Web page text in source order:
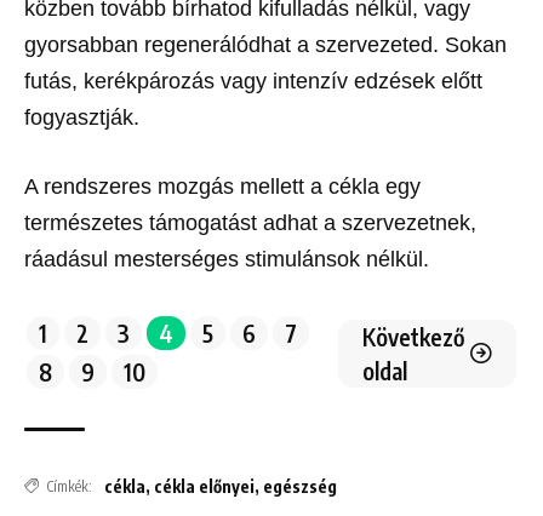
közben tovább bírhatod kifulladás nélkül, vagy
gyorsabban regenerálódhat a szervezeted. Sokan
futás, kerékpározás vagy intenzív edzések előtt
fogyasztják.
A rendszeres mozgás mellett a cékla egy
természetes támogatást adhat a szervezetnek,
ráadásul mesterséges stimulánsok nélkül.
1 2 3 4 5 6
7
8
9 10
Következő
oldal
Címkék: cékla, cékla előnyei, egészség